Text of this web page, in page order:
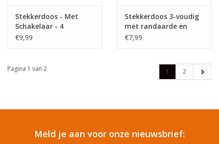
Stekkerdoos - Met
Schakelaar - 4
Aansluitingen - Zwart
€9,99
Stekkerdoos 3-voudig
met randaarde en
schakelaar
€7,99
Pagina 1 van 2 1 2
Meld je aan voor onze nieuwsbrief: